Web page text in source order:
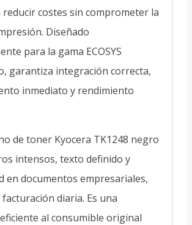
reducir costes sin comprometer la
Diseñado
para la gama ECOSYS
garantiza integración correcta,
inmediato y rendimiento
de toner Kyocera TK1248 negro
intensos, texto definido y
en documentos empresariales,
diaria. Es una
al consumible original